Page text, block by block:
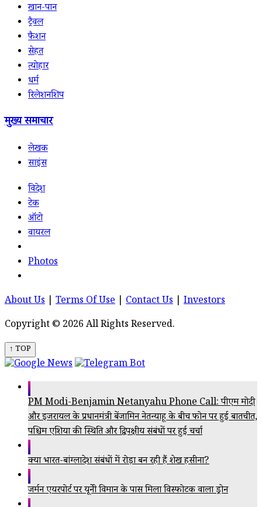
खान-पान
ट्रैवल
फैशन
सेहत
त्योहार
धर्म
रिलेशनशिप
मुख्य समाचार
लेखक
साइंस
विदेश
टेक
ऑटो
वायरल
Photos
About Us Terms Of Use Contact Us
Investors
Copyright © 2026 All Rights Reserved.
↑ TOP
PM Modi-Benjamin Netanyahu Phone Call: पीएम मोदी
और इजरायल के प्रधानमंत्री बेंजामिन नेतन्याहू के बीच फोन पर हुई बातचीत,
पश्चिम एशिया की स्थिति और द्विपक्षीय संबंधों पर हुई चर्चा
क्या भारत-बांग्लादेश संबंधों में रोड़ा बन रही हैं शेख हसीना?
जर्मन एयरपोर्ट पर यूक्रेनी विमान के पास मिला विस्फोटक वाला ड्रोन